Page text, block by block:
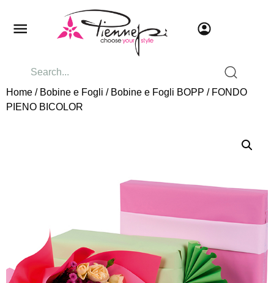
Home / Bobine e Fogli / Bobine e Fogli BOPP / FONDO
PIENO BICOLOR